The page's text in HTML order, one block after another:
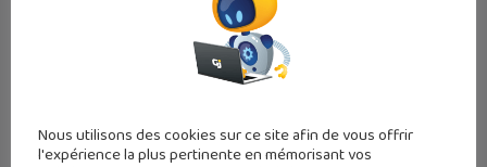
Nous utilisons des cookies sur ce site afin de vous offrir
l'expérience la plus pertinente en mémorisant vos